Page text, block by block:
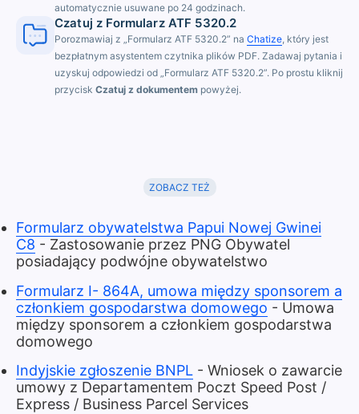
automatycznie usuwane po 24 godzinach.
Czatuj z Formularz ATF 5320.2
Porozmawiaj z „Formularz ATF 5320.2” na Chatize, który jest
bezpłatnym asystentem czytnika plików PDF. Zadawaj pytania i
uzyskuj odpowiedzi od „Formularz ATF 5320.2”. Po prostu kliknij
przycisk Czatuj z dokumentem powyżej.
ZOBACZ TEŻ
Formularz obywatelstwa Papui Nowej Gwinei
C8 - Zastosowanie przez PNG Obywatel
posiadający podwójne obywatelstwo
Formularz I- 864A, umowa między sponsorem a
członkiem gospodarstwa domowego - Umowa
między sponsorem a członkiem gospodarstwa
domowego
Indyjskie zgłoszenie BNPL - Wniosek o zawarcie
umowy z Departamentem Poczt Speed Post /
Express / Business Parcel Services